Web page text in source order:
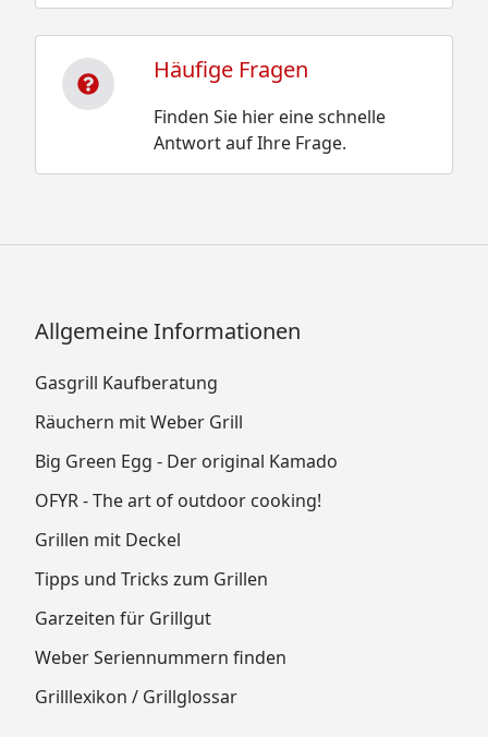
Häufige Fragen
Finden Sie hier eine schnelle
Antwort auf Ihre Frage.
Allgemeine Informationen
Gasgrill Kaufberatung
Räuchern mit Weber Grill
Big Green Egg - Der original Kamado
OFYR - The art of outdoor cooking!
Grillen mit Deckel
Tipps und Tricks zum Grillen
Garzeiten für Grillgut
Weber Seriennummern finden
Grilllexikon / Grillglossar